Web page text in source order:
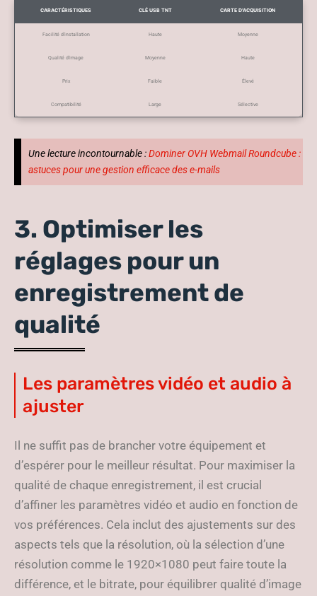
CARACTÉRISTIQUES CLÉ USB TNT CARTE D’ACQUISITION
Facilité d’installation Haute Moyenne
Qualité d’image Moyenne Haute
Prix Faible Élevé
Compatibilité Large Sélective
Une lecture incontournable :Dominer OVH Webmail Roundcube :
astuces pour une gestion efficace des e-mails
3. Optimiser les
réglages pour un
enregistrement de
qualité
Les paramètres vidéo et audio à
ajuster
Il ne suffit pas de brancher votre équipement et
d’espérer pour le meilleur résultat. Pour maximiser la
qualité de chaque enregistrement, il est crucial
d’affiner les paramètres vidéo et audio en fonction de
vos préférences. Cela inclut des ajustements sur des
aspects tels que la résolution, où la sélection d’une
résolution comme le 1920×1080 peut faire toute la
différence, et le bitrate, pour équilibrer qualité d’image